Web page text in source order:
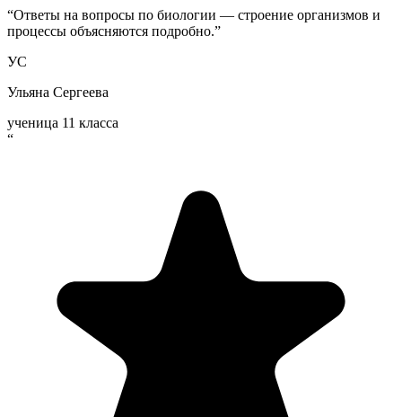
“Ответы на вопросы по биологии — строение организмов и
процессы объясняются подробно.”
УС
Ульяна Сергеева
ученица 11 класса
“